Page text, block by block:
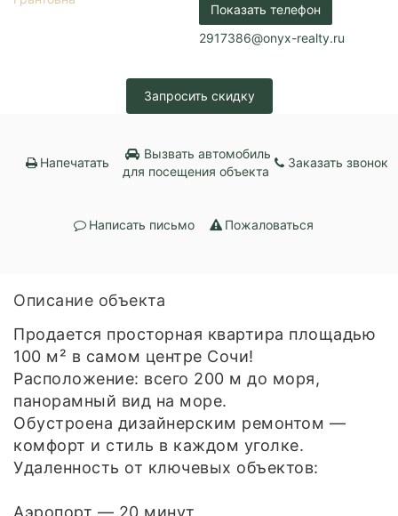
Показать телефон
2917386@onyx-realty.ru
Запросить скидку
Напечатать
Вызвать автомобиль
для посещения объекта
Заказать звонок
Написать письмо Пожаловаться
Описание объекта
Продается просторная квартира площадью
100 м² в самом центре Сочи!
Расположение: всего 200 м до моря,
панорамный вид на море.
Обустроена дизайнерским ремонтом —
комфорт и стиль в каждом уголке.
Удаленность от ключевых объектов:
Аэропорт — 20 минут